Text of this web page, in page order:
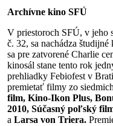
Archívne kino SFÚ
V priestoroch SFÚ, v jeho
č. 32, sa nachádza
sa pre zatvorené Charlie
kinosál stane tento rok
prehliadky Febiofest v
premietať filmy zo
film, Kino-Ikon Plus,
2010, Súčasný poľský
aLarsa von Triera.